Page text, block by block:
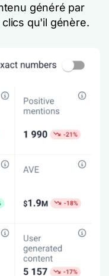
généré par
qu'il génère.